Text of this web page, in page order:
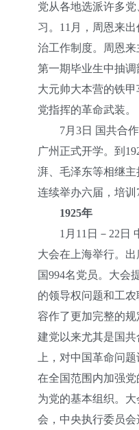
党从各地选派许多
习。11月，周恩来
治工作制度。周恩
第一期毕业生中抽
大元帅大本营的铁
党指挥的革命武装。
7月3日 国共合作
广州正式开学。到
湃、毛泽东等相继
连续举办六届，培训
1925年
1月11日－22日
大会在上海举行。
国994名党员。大会
的领导权问题和工
容作了更加完整的
建党以来尤其是国
上，对中国革命问
在全国范围内加强
为党的基本组织。
会，中央执行委员